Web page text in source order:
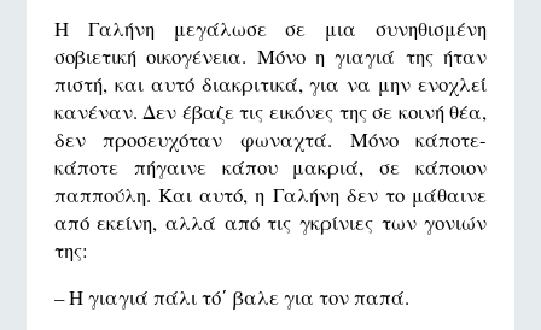
Η Γαλήνη μεγάλωσε σε μια συνηθισμένη
σοβιετική οικογένεια. Μόνο η γιαγιά της ήταν
πιστή, και αυτό διακριτικά, για να μην ενοχλεί
κανέναν. Δεν έβαζε τις εικόνες της σε κοινή θέα,
δεν προσευχόταν φωναχτά. Μόνο κάποτε-
κάποτε πήγαινε κάπου μακριά, σε κάποιον
παππούλη. Και αυτό, η Γαλήνη δεν το μάθαινε
από εκείνη, αλλά από τις γκρίνιες των γονιών
της:
– Η γιαγιά πάλι τό΄ βαλε για τον παπά.